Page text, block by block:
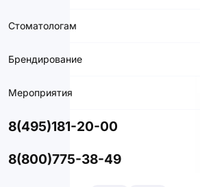
Стоматологам
Брендирование
Мероприятия
8(495)181-20-00
8(800)775-38-49